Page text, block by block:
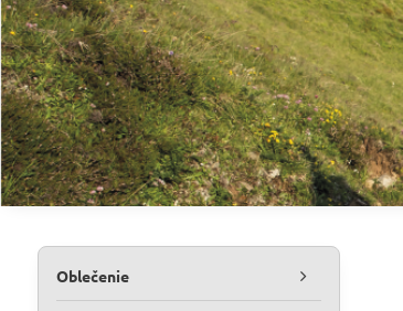
Oblečenie